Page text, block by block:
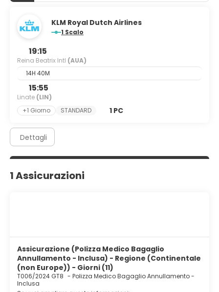
KLM Royal Dutch Airlines
1 Scalo
19:15
Reina Beatrix Intl (AUA)
14H 40M
15:55
Linate (LIN)
+1 Giorno
STANDARD 1 PC
Dettagli
1 Assicurazioni
Assicurazione (Polizza Medico Bagaglio
Annullamento - Inclusa) - Regione (Continentale
(non Europe)) - Giorni (11)
T006/2024 GT8 - Polizza Medico Bagaglio Annullamento -
Inclusa